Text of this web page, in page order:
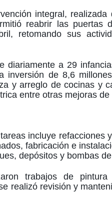
integral,
reabrir las puertas
retomando sus
diariamente a 29
inversión de 8,6
y arreglo de cocinas y
entre otras mejoras
incluye refacciones
fabricación e
depósitos y bombas
trabajos de
realizó revisión y